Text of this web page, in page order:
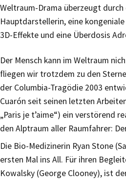
Weltraum-Drama überzeugt
Hauptdarstellerin, eine
3D-Effekte und eine Überdosis
Der Mensch kann im Weltraum
fliegen wir trotzdem zu den
der Columbia-Tragödie 2003
Cuarón seit seinen letzten
„Paris je t’aime“) ein verstörend
den Alptraum aller Raumfahrer:
Die Bio-Medizinerin Ryan Stone
ersten Mal ins All. Für ihren
Kowalsky (George Clooney), ist